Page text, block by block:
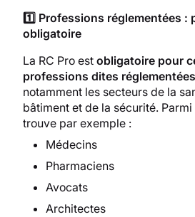
1️⃣ Professions réglementées :
obligatoire
La RC Pro est obligatoire pour
professions dites réglementées
notamment les secteurs de la
bâtiment et de la sécurité.
trouve par exemple :
Médecins
Pharmaciens
Avocats
Architectes